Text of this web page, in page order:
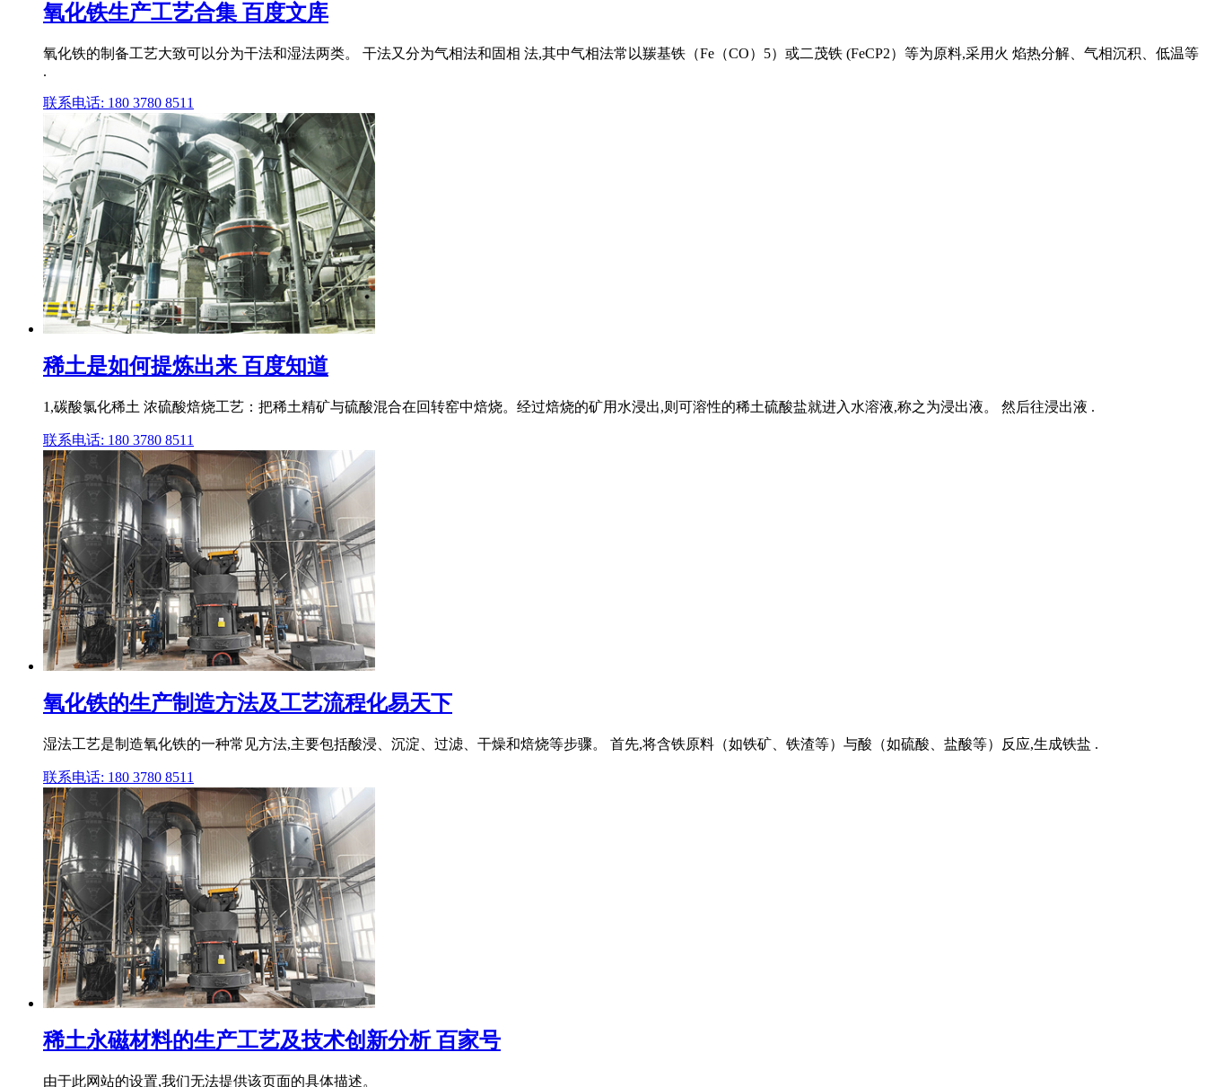
氧化铁生产工艺合集 百度文库
氧化铁的制备工艺大致可以分为干法和湿法两类。 干法又分为气相法和固相 法,其中气相法常以羰基铁（Fe（CO）5）或二茂铁 (FeCP2）等为原料,采用火 焰热分解、气相沉积、低温等
.
联系电话: 180 3780 8511
稀土是如何提炼出来 百度知道
1,碳酸氯化稀土 浓硫酸焙烧工艺：把稀土精矿与硫酸混合在回转窑中焙烧。经过焙烧的矿用水浸出,则可溶性的稀土硫酸盐就进入水溶液,称之为浸出液。 然后往浸出液 .
联系电话: 180 3780 8511
氧化铁的生产制造方法及工艺流程化易天下
湿法工艺是制造氧化铁的一种常见方法,主要包括酸浸、沉淀、过滤、干燥和焙烧等步骤。 首先,将含铁原料（如铁矿、铁渣等）与酸（如硫酸、盐酸等）反应,生成铁盐 .
联系电话: 180 3780 8511
稀土永磁材料的生产工艺及技术创新分析 百家号
由于此网站的设置,我们无法提供该页面的具体描述。